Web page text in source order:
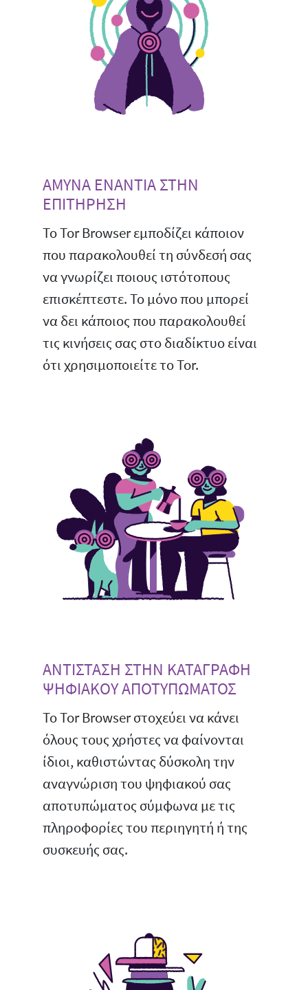
ΑΜΥΝΑ ΕΝΑΝΤΙΑ ΣΤΗΝ
ΕΠΙΤΗΡΗΣΗ
Το Tor Browser εμποδίζει κάποιον
που παρακολουθεί τη σύνδεσή σας
να γνωρίζει ποιους ιστότοπους
επισκέπτεστε. Το μόνο που μπορεί
να δει κάποιος που παρακολουθεί
τις κινήσεις σας στο διαδίκτυο είναι
ότι χρησιμοποιείτε το Tor.
ΑΝΤΙΣΤΑΣΗ ΣΤΗΝ ΚΑΤΑΓΡΑΦΗ
ΨΗΦΙΑΚΟΥ ΑΠΟΤΥΠΩΜΑΤΟΣ
Το Tor Browser στοχεύει να κάνει
όλους τους χρήστες να φαίνονται
ίδιοι, καθιστώντας δύσκολη την
αναγνώριση του ψηφιακού σας
αποτυπώματος σύμφωνα με τις
πληροφορίες του περιηγητή ή της
συσκευής σας.